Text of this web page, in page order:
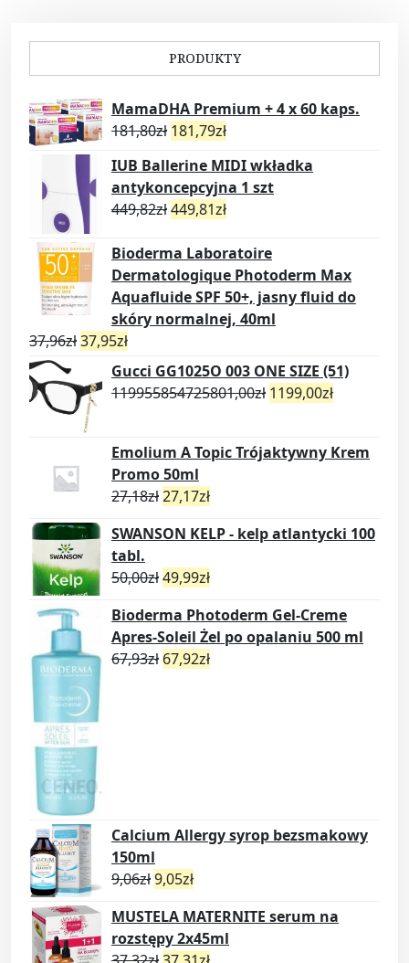
PRODUKTY
MamaDHA Premium + 4 x 60 kaps.
181,80zł 181,79zł
IUB Ballerine MIDI wkładka
antykoncepcyjna 1 szt
449,82zł449,81zł
Bioderma Laboratoire
Dermatologique Photoderm Max
Aquafluide SPF 50+, jasny fluid do
skóry normalnej, 40ml
37,96zł37,95zł
Gucci GG1025O 003 ONE SIZE (51)
119955854725801,00zł 1199,00zł
Emolium A Topic Trójaktywny Krem
Promo 50ml
27,18zł27,17zł
SWANSON KELP - kelp atlantycki 100
tabl.
50,00zł49,99zł
Bioderma Photoderm Gel-Creme
Apres-Soleil Żel po opalaniu 500 ml
67,93zł 67,92zł
Calcium Allergy syrop bezsmakowy
150ml
9,06zł9,05zł
MUSTELA MATERNITE serum na
rozstępy 2x45ml